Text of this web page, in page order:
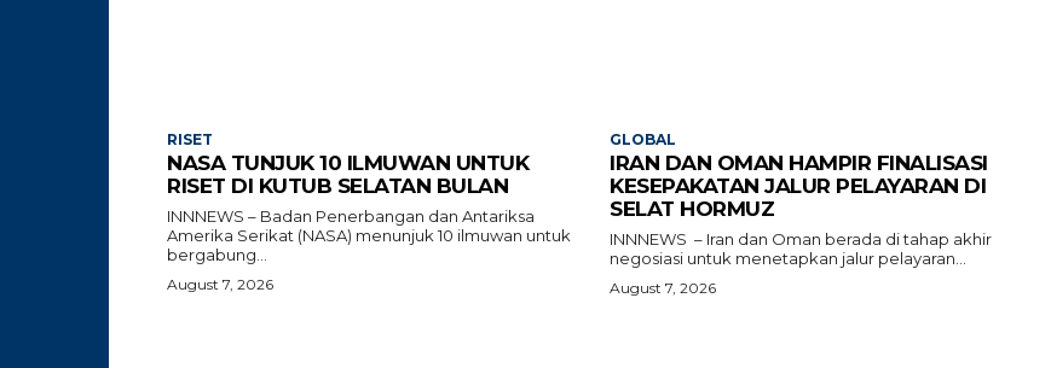
RISET
NASA TUNJUK 10 ILMUWAN UNTUK
RISET DI KUTUB SELATAN BULAN
INNNEWS – Badan Penerbangan dan Antariksa
Amerika Serikat (NASA) menunjuk 10 ilmuwan untuk
bergabung...
August 7, 2026
GLOBAL
IRAN DAN OMAN HAMPIR FINALISASI
KESEPAKATAN JALUR PELAYARAN DI
SELAT HORMUZ
INNNEWS – Iran dan Oman berada di tahap akhir
negosiasi untuk menetapkan jalur pelayaran...
August 7, 2026